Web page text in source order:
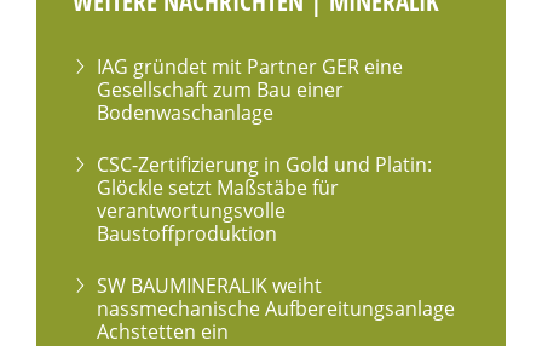
IAG gründet mit Partner GER eine
Gesellschaft zum Bau einer
Bodenwaschanlage
CSC-Zertifizierung in Gold und Platin:
Glöckle setzt Maßstäbe für
verantwortungsvolle
Baustoffproduktion
SW BAUMINERALIK weiht
nassmechanische Aufbereitungsanlage
Achstetten ein